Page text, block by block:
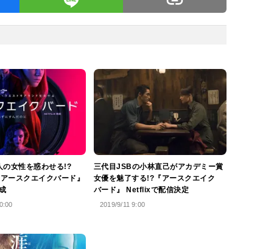
の女性を惑わせる!?
ースクエイクバード』
三代目JSBの小林直己がアカデミー賞
女優を魅了する!?『アースクエイク
バード』 Netflixで配信決定
2019/9/11 9:00